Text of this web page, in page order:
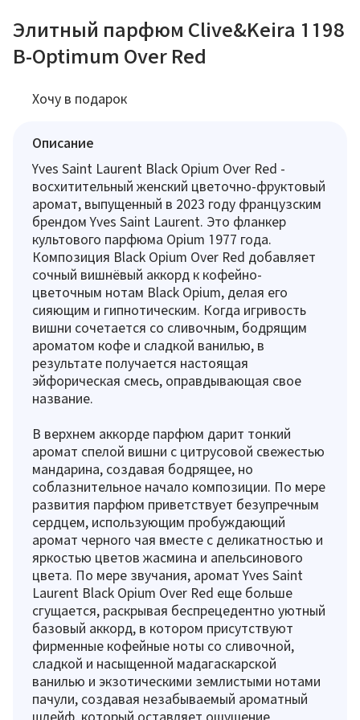
Элитный парфюм Clive&Keira 1198
B-Optimum Over Red
Хочу в подарок
Описание
Yves Saint Laurent Black Opium Over Red -
восхитительный женский цветочно-фруктовый
аромат, выпущенный в 2023 году французским
брендом Yves Saint Laurent. Это фланкер
культового парфюма Opium 1977 года.
Композиция Black Opium Over Red добавляет
сочный вишнёвый аккорд к кофейно-
цветочным нотам Black Opium, делая его
сияющим и гипнотическим. Когда игривость
вишни сочетается со сливочным, бодрящим
ароматом кофе и сладкой ванилью, в
результате получается настоящая
эйфорическая смесь, оправдывающая свое
название.
В верхнем аккорде парфюм дарит тонкий
аромат спелой вишни с цитрусовой свежестью
мандарина, создавая бодрящее, но
соблазнительное начало композиции. По мере
развития парфюм приветствует безупречным
сердцем, использующим пробуждающий
аромат черного чая вместе с деликатностью и
яркостью цветов жасмина и апельсинового
цвета. По мере звучания, аромат Yves Saint
Laurent Black Opium Over Red еще больше
сгущается, раскрывая беспрецедентно уютный
базовый аккорд, в котором присутствуют
фирменные кофейные ноты со сливочной,
сладкой и насыщенной мадагаскарской
ванилью и экзотическими землистыми нотами
пачули, создавая незабываемый ароматный
шлейф, который оставляет ощущение